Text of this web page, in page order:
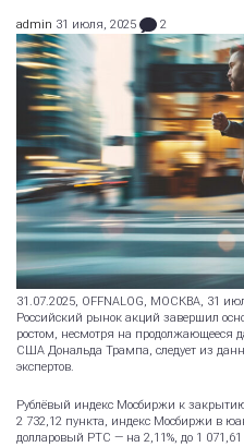
admin 31 июля, 2025 2
31.07.2025, OFFNALOG, МОСКВА, 31
Российский рынок акций завершил
ростом, несмотря на продолжающееся
США Дональда Трампа, следует из
экспертов.
Рублёвый индекс Мосбиржи к
2 732,12 пункта, индекс Мосбиржи в
долларовый РТС — на 2,11%, до 1 071,61